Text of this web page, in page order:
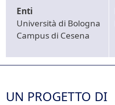
Enti
Università di Bologna
Campus di Cesena
UN PROGETTO DI